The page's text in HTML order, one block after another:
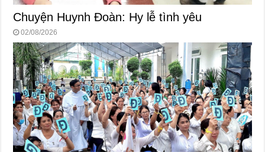
Chuyện Huynh Đoàn: Hy lễ tình yêu
02/08/2026